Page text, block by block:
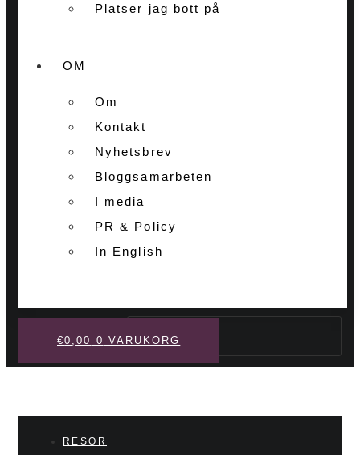
Platser jag bott på
OM
Om
Kontakt
Nyhetsbrev
Bloggsamarbeten
I media
PR & Policy
In English
Sök
€0,00 0 VARUKORG
RESOR